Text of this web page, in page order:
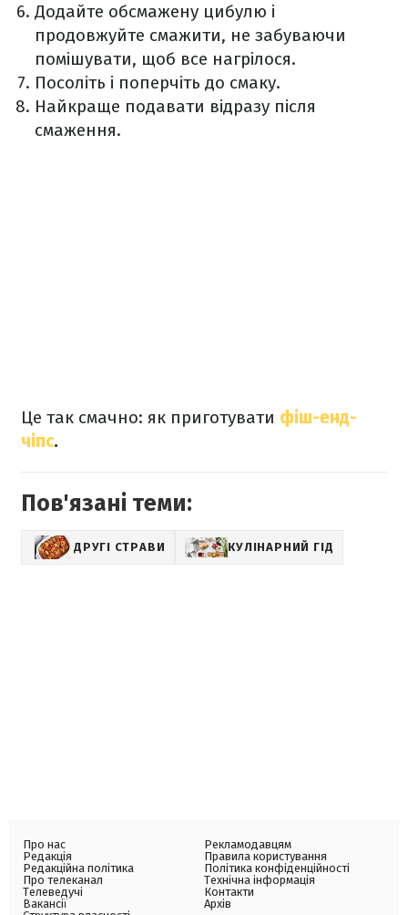
Додайте обсмажену цибулю і
продовжуйте смажити, не забуваючи
помішувати, щоб все нагрілося.
Посоліть і поперчіть до смаку.
Найкраще подавати відразу після
смаження.
Це так смачно: як приготувати фіш-енд-
чіпс.
Пов'язані теми:
ДРУГІ СТРАВИ КУЛІНАРНИЙ ГІД
Про нас
Редакція
Редакційна політика
Про телеканал
Телеведучі
Вакансії
Рекламодавцям
Правила користування
Політика конфіденційності
Технічна інформація
Контакти
Архів